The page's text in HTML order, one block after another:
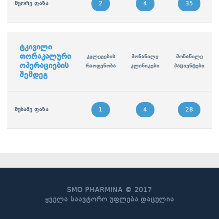
მეორე ფაზა 2 4 35
ტკივილი
თორაკალური
ოპერაციების
შემდეგ
კვლევების
რაოდენობა
მონაწილე
კლინიკები
მონაწილე
პაციენტები
მესამე ფაზა 1 4 28
SMO PHARMINA © 2017
ყველა საავტორო უფლება დაცულია